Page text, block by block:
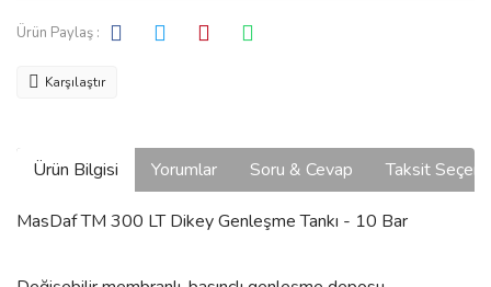
Ürün Paylaş :
Karşılaştır
Ürün Bilgisi Yorumlar Soru & Cevap Taksit
MasDaf TM 300 LT Dikey Genleşme Tankı - 10 Bar